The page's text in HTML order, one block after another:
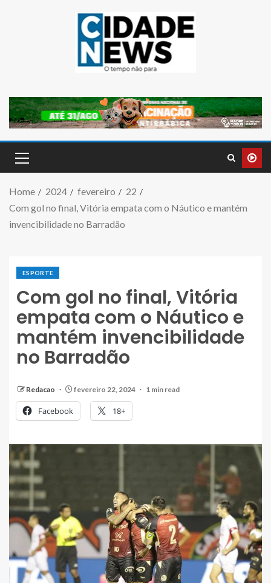
Home 2024 fevereiro
22
Com gol no final, Vitória empata com o Náutico e mantém
invencibilidade no Barradão
ESPORTE
Com gol no final, Vitória
empata com o Náutico e
mantém invencibilidade
no Barradão
Redacao fevereiro 22, 2024 1 min read
Facebook 18+